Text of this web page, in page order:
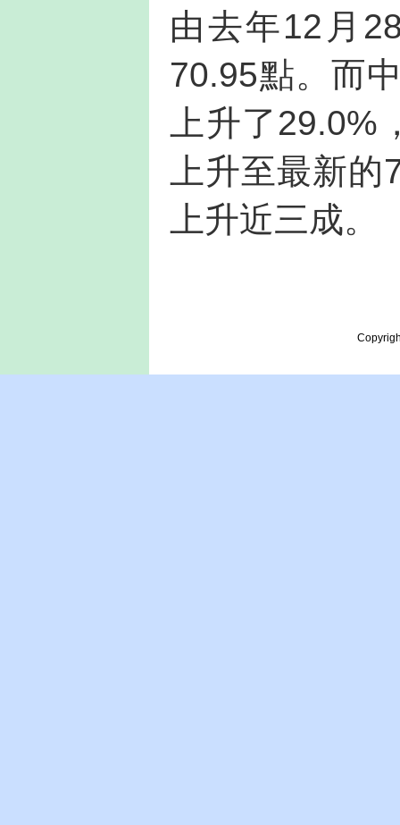
由去年12月
70.95點。而
上升了
上升至最新
上升近三成。